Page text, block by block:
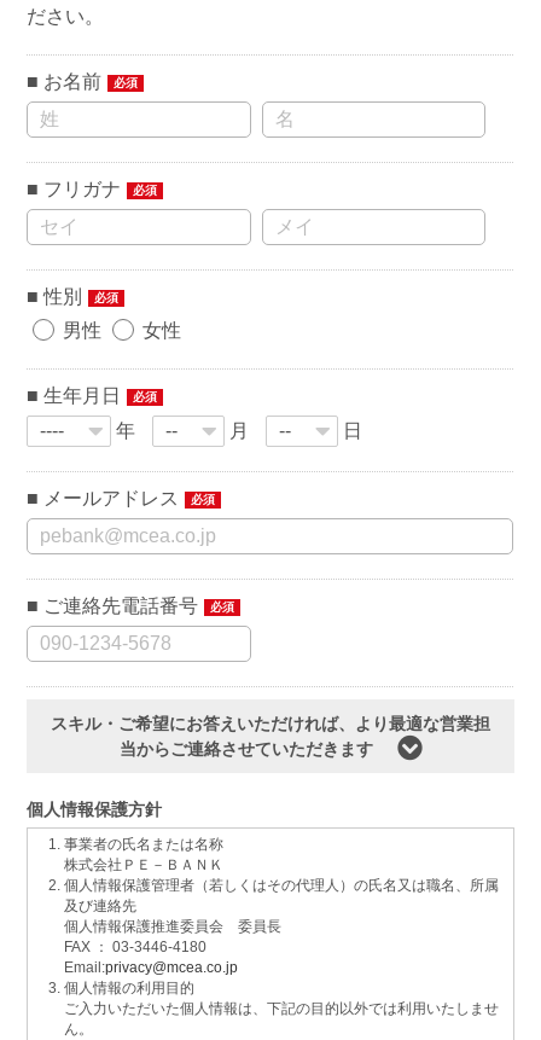
ださい。
お名前 必須
フリガナ 必須
性別 必須
男性 女性
生年月日 必須
年 月 日
メールアドレス 必須
ご連絡先電話番号 必須
スキル・ご希望にお答えいただければ、より最適な営業担
当からご連絡させていただきます
個人情報保護方針
事業者の氏名または名称
株式会社ＰＥ－ＢＡＮＫ
個人情報保護管理者（若しくはその代理人）の氏名又は職名、所属
及び連絡先
個人情報保護推進委員会 委員長
FAX ： 03-3446-4180
Email:privacy@mcea.co.jp
個人情報の利用目的
ご入力いただいた個人情報は、下記の目的以外では利用いたしませ
ん。